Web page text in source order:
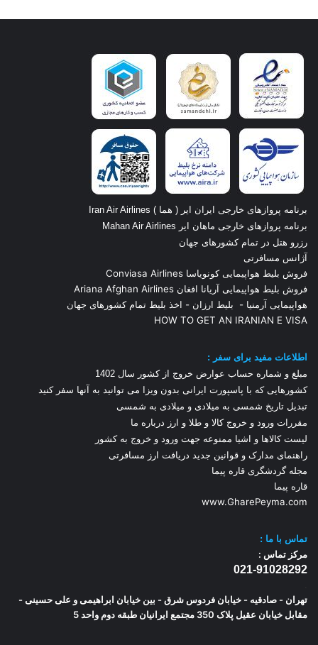
برنامه پروازهای خارجی ایران ایر ( هما ) Iran Air Airlines
برنامه پروازهای خارجی ماهان ایر Mahan Air Airlines
رزرو هتل در تمام کشورهای جهان
آژانس مسافرتی
فروش بلیط هواپیمایی کونویاسا Conviasa Airlines
فروش بلیط هواپیمایی آریانا افغان Ariana Afghan Airlines
هواپیمایی آرمنیا - بلیط ارزان - اخذ بلیط تمام کشورهای جهان
HOW TO GET AN IRANIAN E VISA
اطلاعات مفید برای سفر :
مبلغ و شماره حساب عوارض خروج از کشور سال 1 402
کشورهایی که با پاسپورت ایرانی بدون ویزا می توانید به آنها سفر کنید
تبدیل تاریخ شمسی به میلادی و میلادی به شمسی
مقررات ورود و خروج کالا و طلا و ارز درباره ما
لیست کالاها و اشیا ممنوعه جهت ورود و خروج به کشور
راهنمای مدارک و قوانین جدید دریافت ارز مسافرتی
مجله گردشگری قاره پیما
قاره پیما
www.GharePeyma.com
تماس با ما :
مرکز تماس :
021-91028292
تهران - صادقیه - خیابان فردوس شرق - بین خیابان ابراهیمی و علی حسینی -
مقابل خیابان عقیل پلاک 350 مجتمع ایرانیان طبقه دوم واحد 5